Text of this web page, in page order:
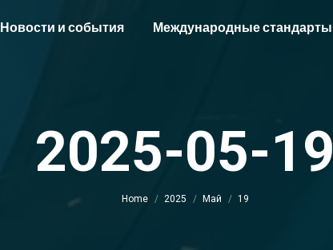
Новости и события Международные стандарты
2025-05-19
You are here:
Home 2025 Май 19